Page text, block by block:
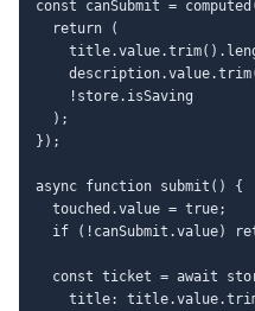
const canSubmit =
  return (
    !store.isSaving
  );
});
async function submit() {
  touched.value = true;
if (!canSubmit.value)
const ticket = await
title: